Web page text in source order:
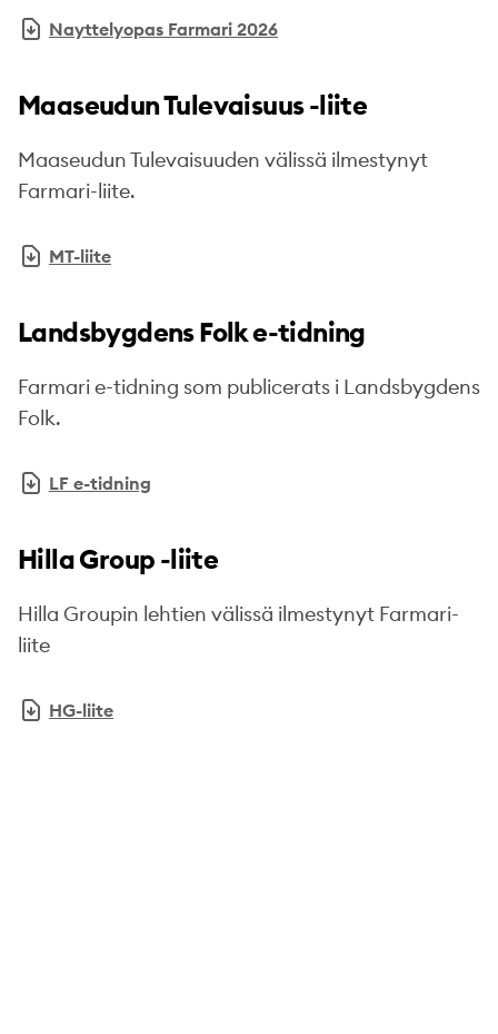
Nayttelyopas Farmari 2026
Maaseudun Tulevaisuus -liite
Maaseudun Tulevaisuuden välissä ilmestynyt
Farmari-liite.
MT-liite
Landsbygdens Folk e-tidning
Farmari e-tidning som publicerats i Landsbygdens
Folk.
LF e-tidning
Hilla Group -liite
Hilla Groupin lehtien välissä ilmestynyt Farmari-
liite
HG-liite